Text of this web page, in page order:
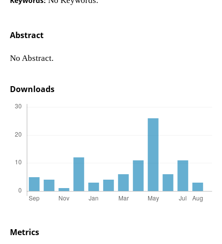
Abstract
No Abstract.
Downloads
Metrics